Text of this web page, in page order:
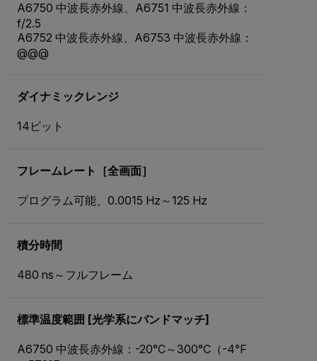
A6750 中波長赤外線、A6751 中波長赤外線：
f/2.5
A6752 中波長赤外線、A6753 中波長赤外線：
@@@
ダイナミックレンジ
14ビット
フレームレート［全画面］
プログラム可能、0.0015 Hz～125 Hz
積分時間
480 ns～フルフレーム
標準温度範囲 [光学系にバンドマッチ]
A6750 中波長赤外線：-20°C～300°C（-4°F